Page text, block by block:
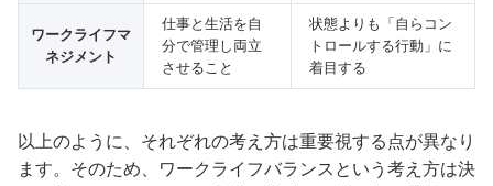
ワークライフマ
ネジメント
仕事と生活を自
分で管理し両立
させること
状態よりも「自らコン
トロールする行動」に
着目する
以上のように、それぞれの考え方は重要視する点が異なり
ます。そのため、ワークライフバランスという考え方は決